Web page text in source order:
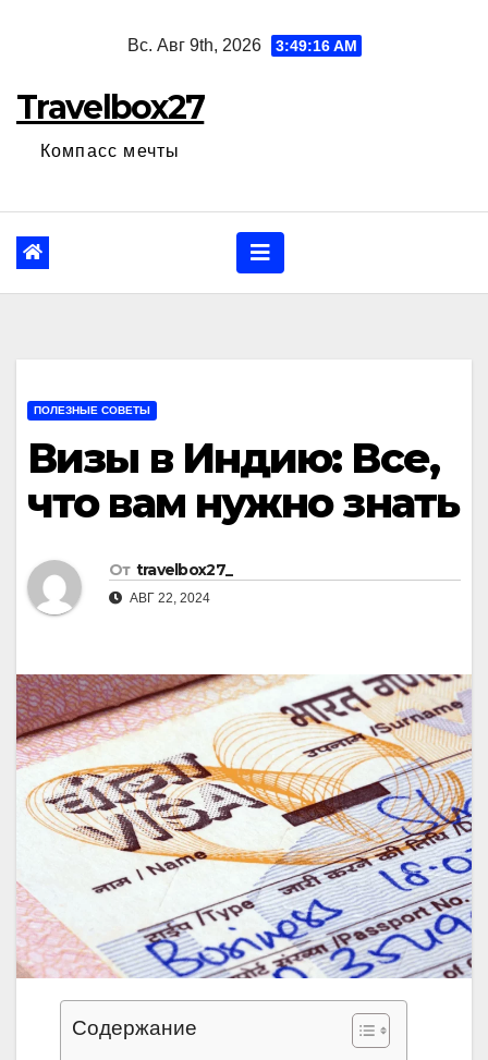
Вс. Авг 9th, 2026 3:49:18 AM
Travelbox27
Компасс мечты
ПОЛЕЗНЫЕ СОВЕТЫ
Визы в Индию: Все,
что вам нужно знать
От travelbox27_
АВГ 22, 2024
Содержание